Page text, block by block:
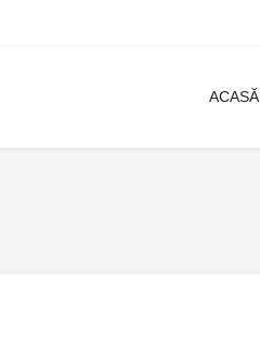
ACASĂ